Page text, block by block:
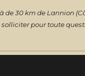
de 30 km de Lannion
pour toute